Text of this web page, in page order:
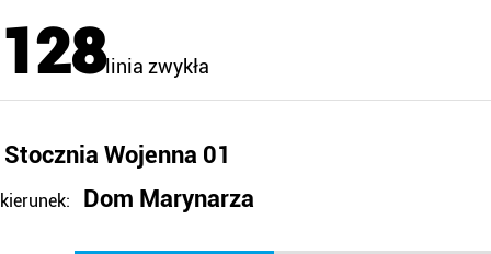
128linia zwykła
Stocznia Wojenna 01
kierunek: Dom Marynarza